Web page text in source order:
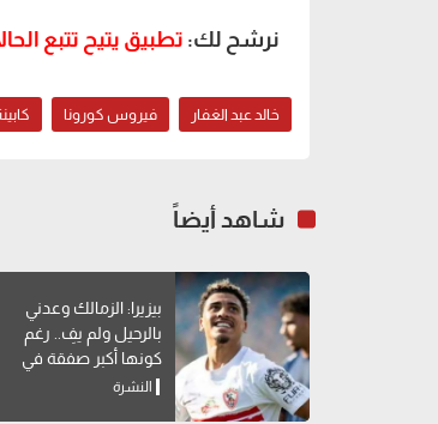
نرشح لك: تطبيق يتيح تتبع
خالد عبد الغفار فيروس كورونا
شاهد أيضاً
بيزيرا: الزمالك وعدني
بالرحيل ولم يفِ.. رغم
كونها أكبر صفقة في
تاريخه
النشرة